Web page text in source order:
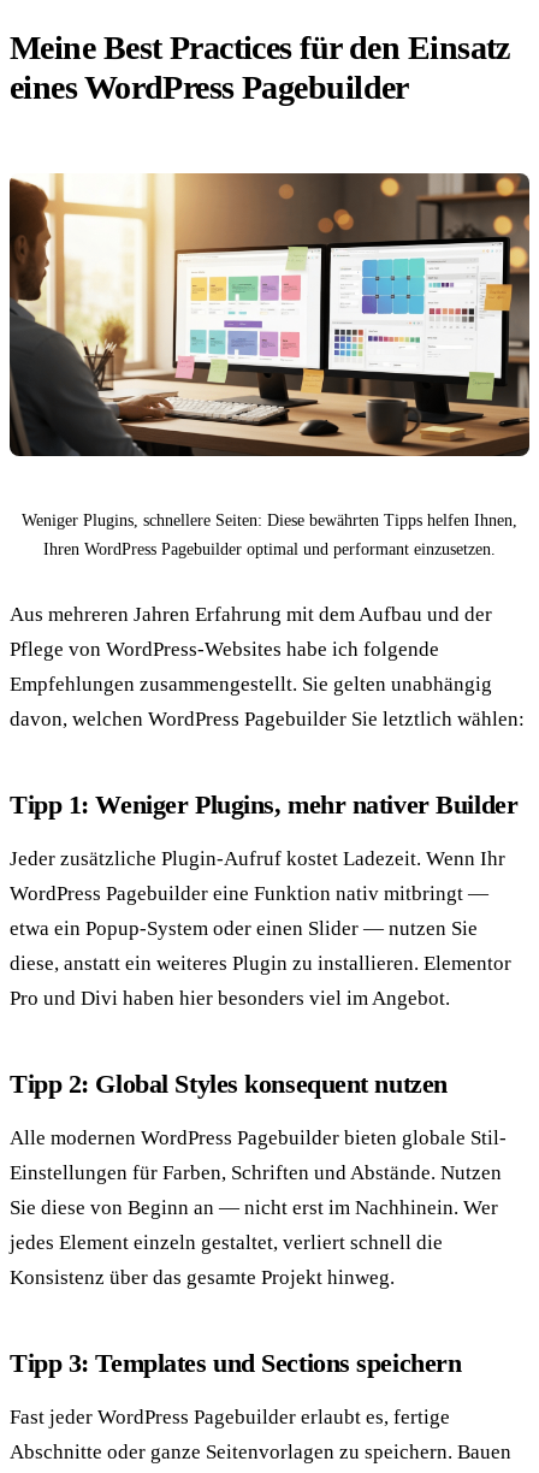
Meine Best Practices für den Einsatz
eines WordPress Pagebuilder
Weniger Plugins, schnellere Seiten: Diese bewährten Tipps helfen Ihnen,
Ihren WordPress Pagebuilder optimal und performant einzusetzen.
Aus mehreren Jahren Erfahrung mit dem Aufbau und der
Pflege von WordPress-Websites habe ich folgende
Empfehlungen zusammengestellt. Sie gelten unabhängig
davon, welchen WordPress Pagebuilder Sie letztlich wählen:
Tipp 1: Weniger Plugins, mehr nativer Builder
Jeder zusätzliche Plugin-Aufruf kostet Ladezeit. Wenn Ihr
WordPress Pagebuilder eine Funktion nativ mitbringt —
etwa ein Popup-System oder einen Slider — nutzen Sie
diese, anstatt ein weiteres Plugin zu installieren. Elementor
Pro und Divi haben hier besonders viel im Angebot.
Tipp 2: Global Styles konsequent nutzen
Alle modernen WordPress Pagebuilder bieten globale Stil-
Einstellungen für Farben, Schriften und Abstände. Nutzen
Sie diese von Beginn an — nicht erst im Nachhinein. Wer
jedes Element einzeln gestaltet, verliert schnell die
Konsistenz über das gesamte Projekt hinweg.
Tipp 3: Templates und Sections speichern
Fast jeder WordPress Pagebuilder erlaubt es, fertige
Abschnitte oder ganze Seitenvorlagen zu speichern. Bauen